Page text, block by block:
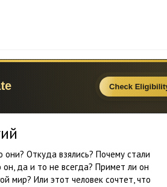
Откуда взялись? Почему стали
да и то не всегда? Примет ли он
мир? Или этот человек сочтет, что